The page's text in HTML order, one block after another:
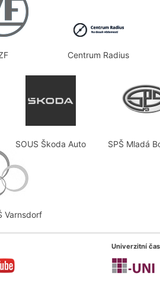
Centrum Radius
SOUS Škoda Auto SPŠ Mladá
Varnsdorf
Univerzitní